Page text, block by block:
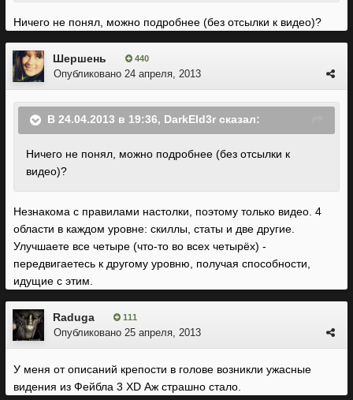
Ничего не понял, можно подробнее (без отсылки к видео)?
Шершень 440
Опубликовано 24 апреля, 2013
В 24.04.2013 в 19:36, DarkEld3r сказал:
Ничего не понял, можно подробнее (без отсылки к
видео)?
Незнакома с правилами настолки, поэтому только видео. 4
области в каждом уровне: скиллы, статы и две другие.
Улучшаете все четыре (что-то во всех четырёх) -
передвигаетесь к другому уровню, получая способности,
идущие с этим.
Raduga 111
Опубликовано 25 апреля, 2013
У меня от описаний крепости в голове возникли ужасные
видения из Фейбла 3 XD Аж страшно стало.